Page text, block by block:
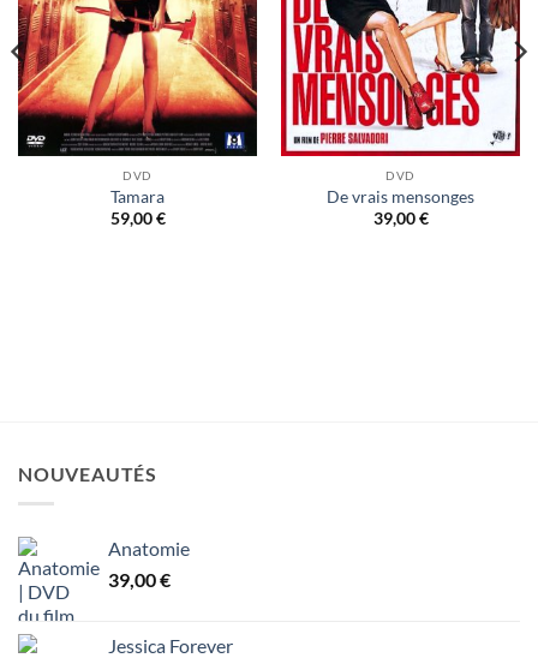
DVD
Tamara
59,00€
DVD
De vrais mensonges
39,00€
NOUVEAUTÉS
Anatomie
39,00€
Jessica Forever